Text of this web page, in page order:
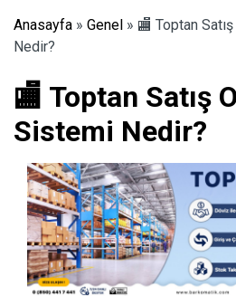
Anasayfa » Genel » 🏬 Toptan
Nedir?
🏬 Toptan Satış
Sistemi Nedir?